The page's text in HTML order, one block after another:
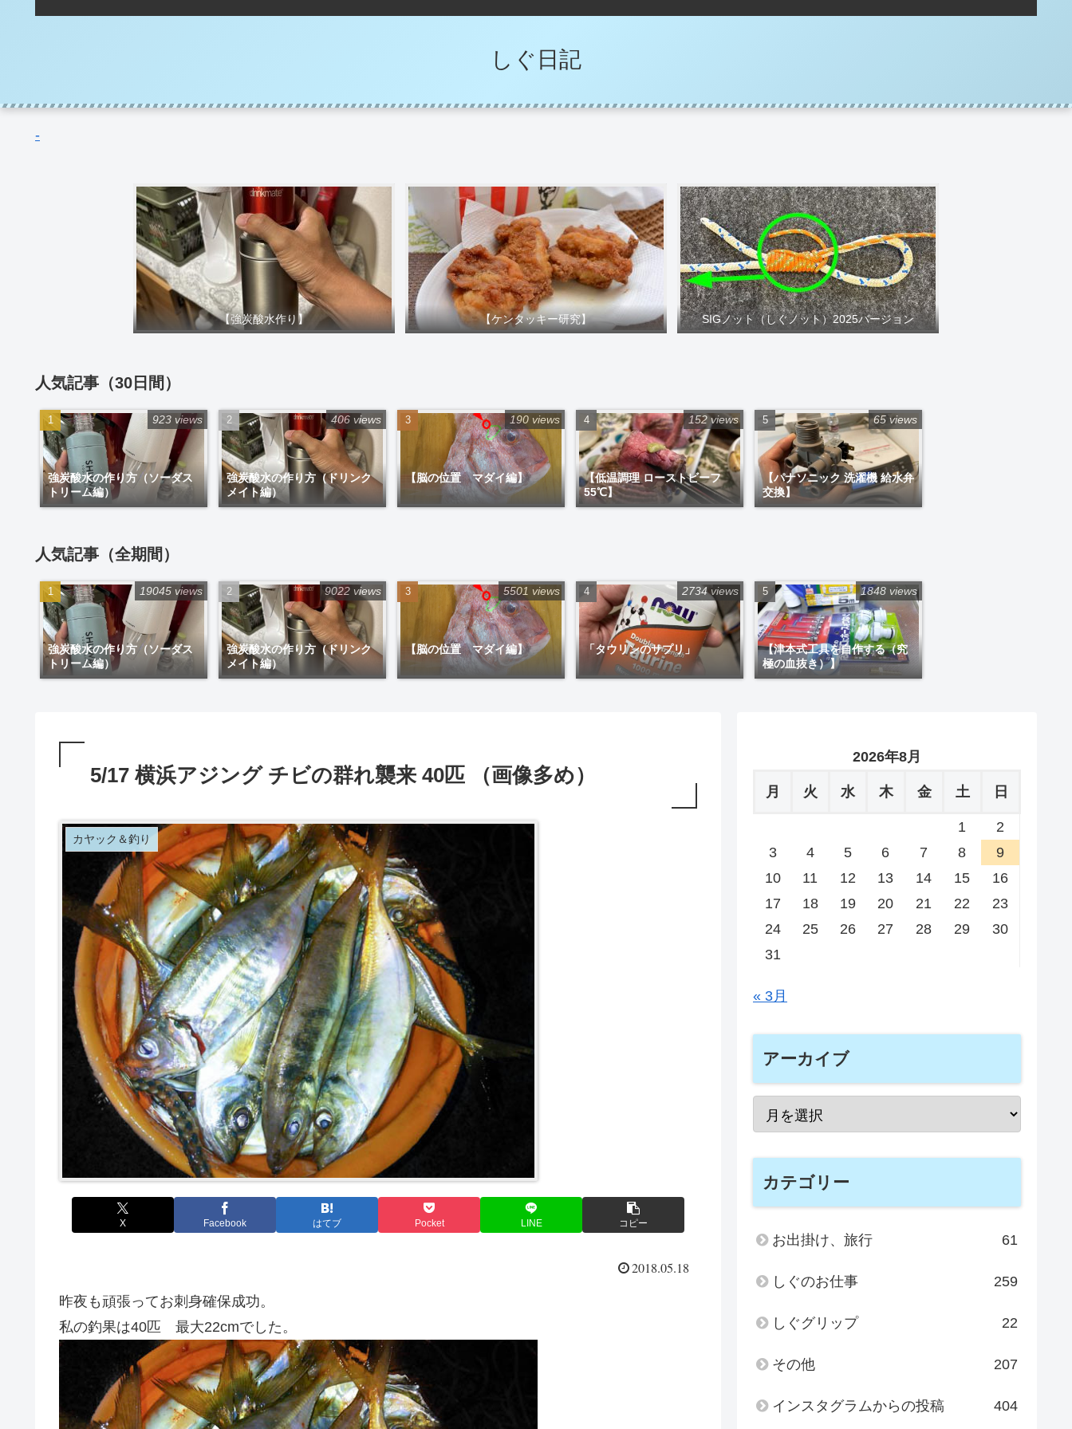
しぐ日記
-
【強炭酸水作り】 【ケンタッキー研究】 SIGノット（しぐノット）2025バージョン
人気記事（30日間）
強炭酸水の作り方（ソーダス
トリーム編）
923 views
強炭酸水の作り方（ドリンク
メイト編）
406 views
【脳の位置 マダイ編】
190 views
【低温調理 ローストビーフ
55℃】
152 views
【パナソニック 洗濯機 給水弁
交換】
65 views
人気記事（全期間）
強炭酸水の作り方（ソーダス
トリーム編）
19045 views
強炭酸水の作り方（ドリンク
メイト編）
9022 views
【脳の位置 マダイ編】
5501 views
「タウリンのサプリ」
2734 views
【津本式工具を自作する（究
極の血抜き）】
1848 views
5/17 横浜アジング チビの群れ襲来 40匹 （画像多め）
カヤック＆釣り
X Facebook はてブ Pocket LINE コピー
2018.05.18
昨夜も頑張ってお刺身確保成功。
私の釣果は40匹 最大22cmでした。
2026年8月
月 火 水 木 金 土 日
1
2
3
4 5 6 7 8
9
10
11 12 13 14 15
16
17
18 19 20 21 22
23
24
25 26 27 28 29
30
31
« 3月
アーカイブ
カテゴリー
お出掛け、旅行 61
しぐのお仕事 259
しぐグリップ 22
その他 207
インスタグラムからの投稿 404